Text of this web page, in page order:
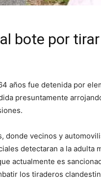
bote por
años fue detenida por
presuntamente
donde vecinos y
detectaran a la adulta
actualmente es
los tiraderos